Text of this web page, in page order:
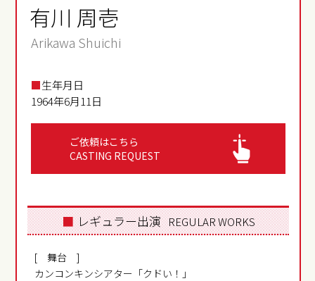
有川 周壱
Arikawa Shuichi
■生年月日
1964年6月11日
ご依頼はこちら
CASTING REQUEST
■ レギュラー出演 REGULAR WORKS
[ 舞台 ]
カンコンキンシアター「クドい！」